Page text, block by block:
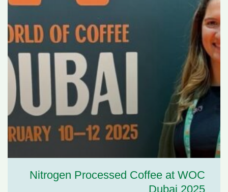
Nitrogen Processed Coffee at WOC
Dubai 2025